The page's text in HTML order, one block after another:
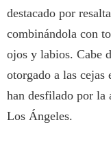
destacado por
combinándola con
ojos y labios. Cabe
otorgado a las cejas
han desfilado por la
Los Ángeles.